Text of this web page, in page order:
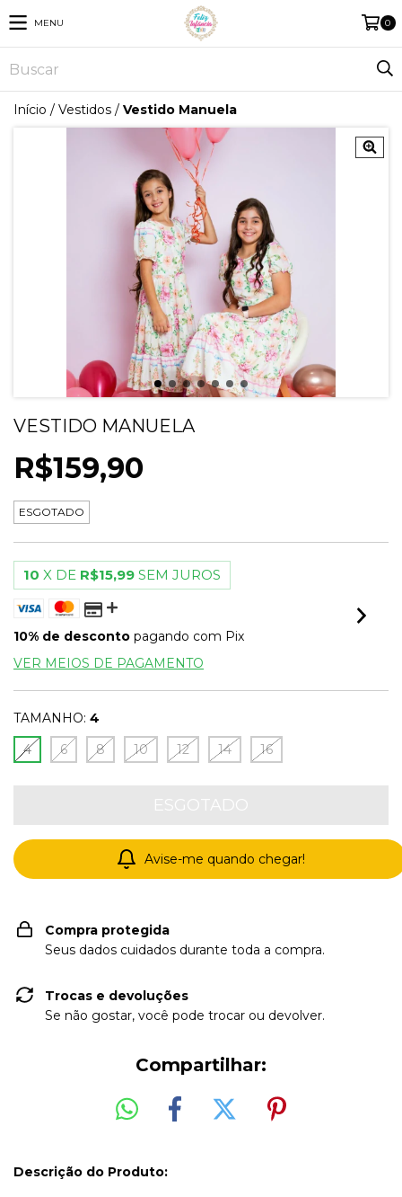
MENU 0
Início / Vestidos / Vestido Manuela
VESTIDO MANUELA
R$159,90
ESGOTADO
10 X DE R$15,99 SEM JUROS
10% de desconto pagando com Pix
VER MEIOS DE PAGAMENTO
TAMANHO: 4
4
6 8 10 12 14 16
Avise-me quando chegar!
Compra protegida
Seus dados cuidados durante toda a compra.
Trocas e devoluções
Se não gostar, você pode trocar ou devolver.
Compartilhar:
Descrição do Produto: